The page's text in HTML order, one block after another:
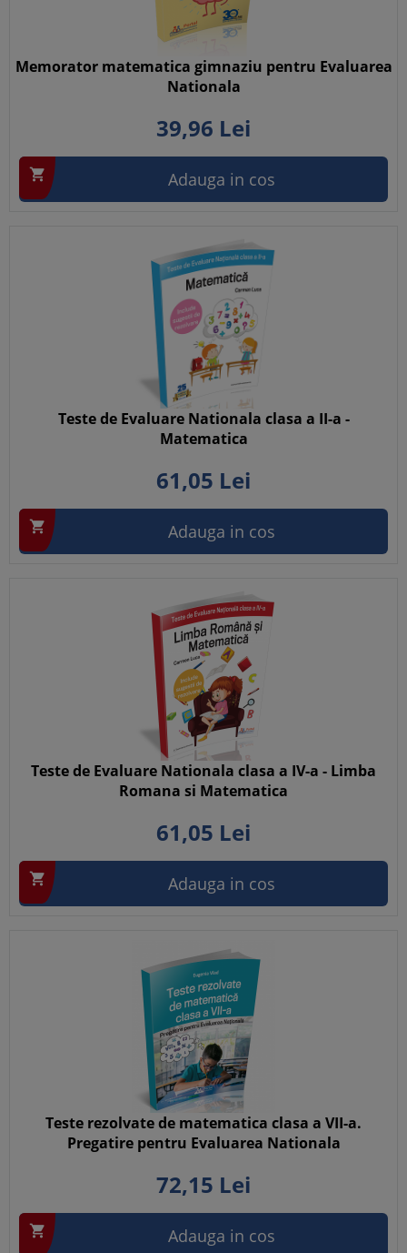
Memorator matematica gimnaziu pentru Evaluarea
Nationala
39,96 Lei
 Adauga in cos
Teste de Evaluare Nationala clasa a II-a -
Matematica
61,05 Lei
 Adauga in cos
Teste de Evaluare Nationala clasa a IV-a - Limba
Romana si Matematica
61,05 Lei
 Adauga in cos
Teste rezolvate de matematica clasa a VII-a.
Pregatire pentru Evaluarea Nationala
72,15 Lei
 Adauga in cos